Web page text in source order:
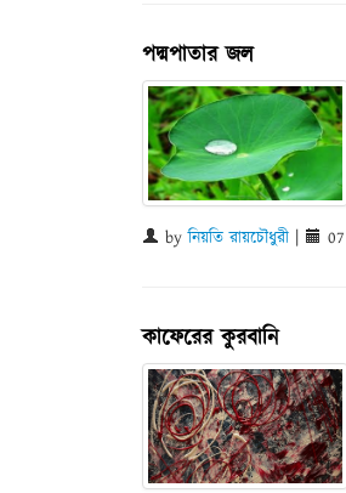
পদ্মপাতার জল
byনিয়তি রায়চৌধুরী |
কাফেরের কুরবানি